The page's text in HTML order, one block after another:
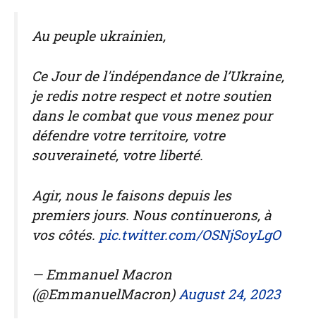
Au peuple ukrainien,
Ce Jour de l'indépendance de l’Ukraine,
je redis notre respect et notre soutien
dans le combat que vous menez pour
défendre votre territoire, votre
souveraineté, votre liberté.
Agir, nous le faisons depuis les
premiers jours. Nous continuerons, à
vos côtés. pic.twitter.com/OSNjSoyLgO
— Emmanuel Macron
(@EmmanuelMacron)August 24, 2023